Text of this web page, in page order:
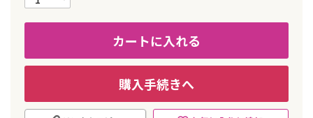
カートに入れる
購入手続きへ